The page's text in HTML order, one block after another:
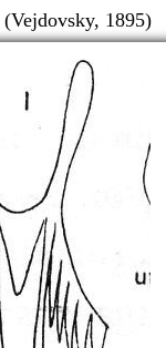
(Vejdovsky,